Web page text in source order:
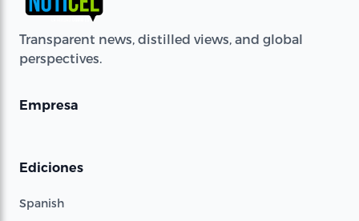
Transparent news, distilled views, and global
perspectives.
Empresa
Ediciones
Spanish